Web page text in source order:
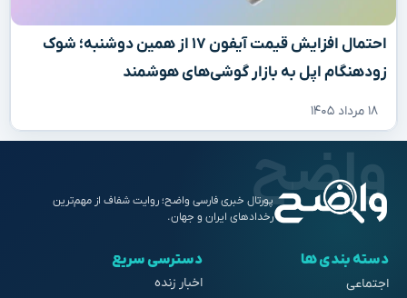
احتمال افزایش قیمت آیفون ۱۷ از همین دوشنبه؛ شوک
زودهنگام اپل به بازار گوشی‌های هوشمند
۱۸ مرداد ۱۴۰۵
پورتال خبری فارسی واضح؛ روایت شفاف از مهم‌ترین
رخدادهای ایران و جهان.
دسته بندی ها
اجتماعی
دسترسی سریع
اخبار زنده